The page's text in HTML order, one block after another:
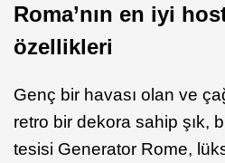
Roma’nın en iyi
özellikleri
Genç bir havası olan ve
retro bir dekora sahip şık,
tesisi Generator Rome,